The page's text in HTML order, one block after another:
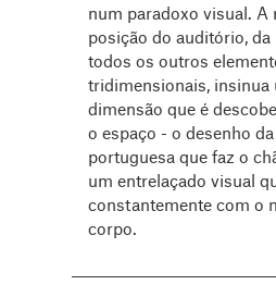
num paradoxo visual. A
posição do auditório, da
todos os outros
tridimensionais, insinua
dimensão que é
o espaço - o desenho
portuguesa que faz o
um entrelaçado visual
constantemente com o
corpo.